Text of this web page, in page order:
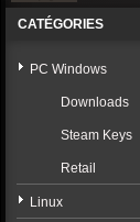
CATÉGORIES
PC Windows
Downloads
Steam Keys
Retail
Linux